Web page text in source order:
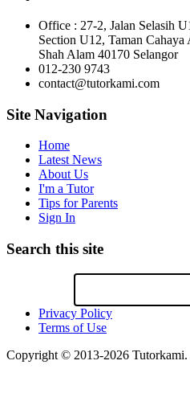
Office : 27-2, Jalan Selasih
Section U12, Taman Cahaya
Shah Alam 40170 Selangor
012-230 9743
contact@tutorkami.com
Site Navigation
Home
Latest News
About Us
I'm a Tutor
Tips for Parents
Sign In
Search this site
Privacy Policy
Terms of Use
Copyright © 2013-2026 Tutorkami.